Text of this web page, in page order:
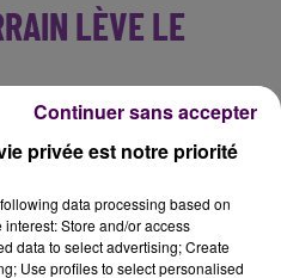
LÈVE LE
il s'agit d'un chien
propriété voisine,
la biodiversité. Le doute a
la soirée de ce mardi 29
la préfecture de la
mesures d'empreintes
privée est notre priorité
data processing based on
Store and/or access
data to select advertising; Create
Use profiles to select personalised
Continuer sans accepter